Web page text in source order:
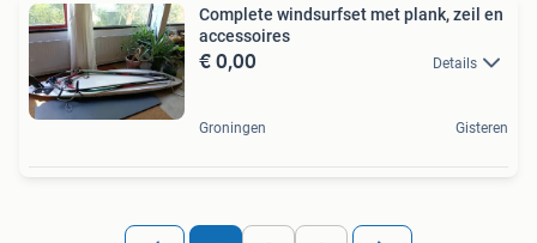
Complete windsurfset met plank, zeil en
accessoires
€ 0,00 Details
Groningen Gisteren